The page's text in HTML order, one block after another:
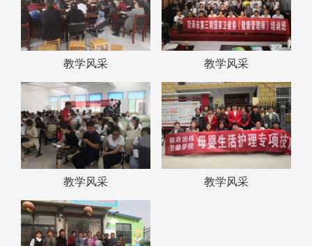
教学风采 教学风采
教学风采 教学风采